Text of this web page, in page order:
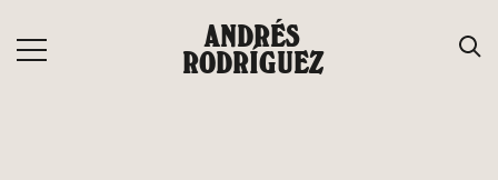
contenido
ANDRÉS
RODRÍGUEZ